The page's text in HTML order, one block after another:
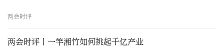
两会时评
两会时评丨一竿湘竹如何挑起千亿产业